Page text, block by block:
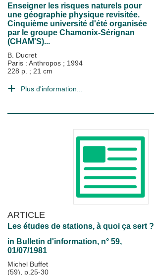
Enseigner les risques naturels pour
une géographie physique revisitée.
Cinquième université d'été organisée
par le groupe Chamonix-Sérignan
(CHAM'S)...
B. Ducret
Paris : Anthropos ; 1994
228 p. ; 21 cm
Plus d'information...
ARTICLE
Les études de stations, à quoi ça sert ?
in Bulletin d'information, n° 59,
01/07/1981
Michel Buffet
(59), p.25-30